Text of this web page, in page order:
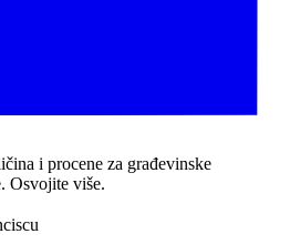
i procene za građevinske
Osvojite više.